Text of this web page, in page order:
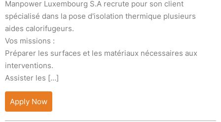
Manpower Luxembourg S.A recrute pour son client
spécialisé dans la pose d'isolation thermique plusieurs
aides calorifugeurs.
Vos missions :
Préparer les surfaces et les matériaux nécessaires aux
interventions.
Assister les […]
Apply Now